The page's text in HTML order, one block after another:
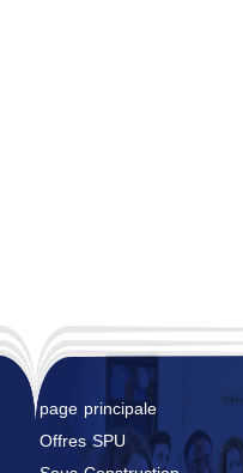
page principale
Offres SPU